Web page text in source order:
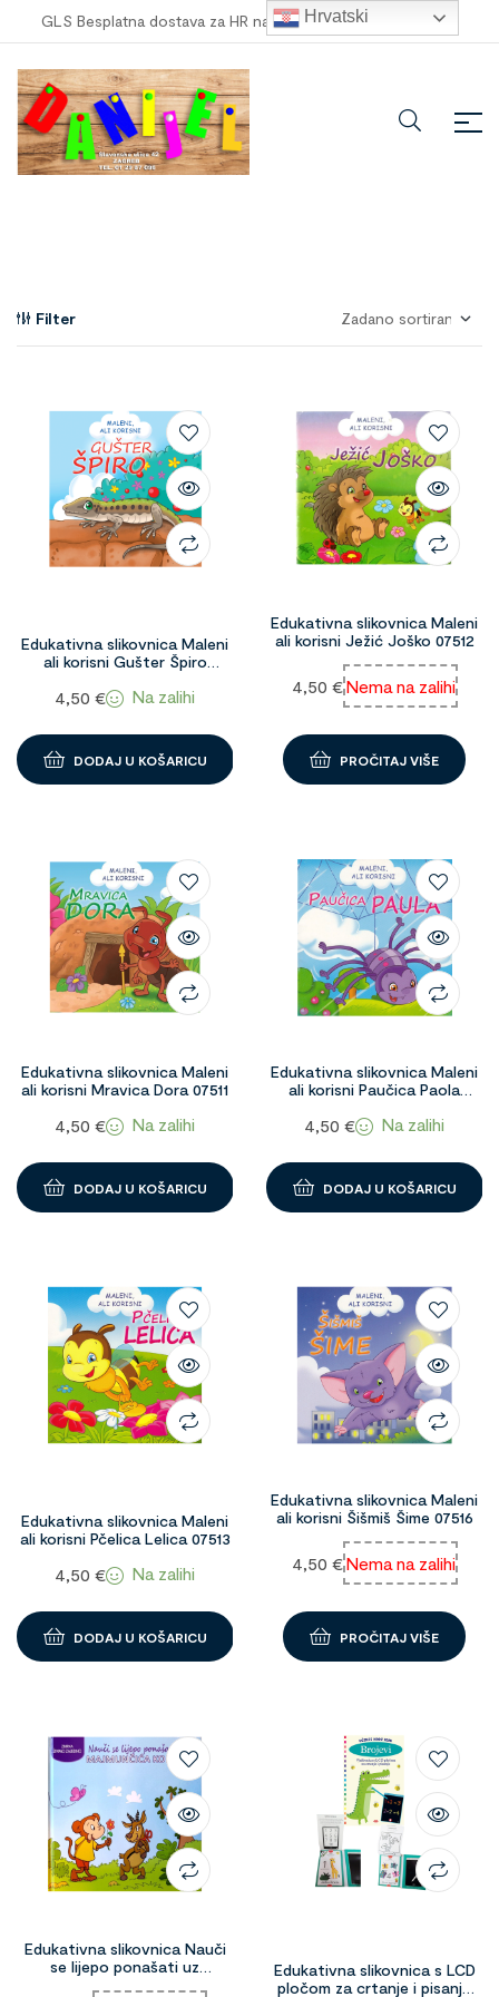
GLS Besplatna dostava za HR narudžbe veće od 100,00 €
Filter
Edukativna slikovnica Maleni
ali korisni Gušter Špiro
4,50 € Na zalihi
DODAJ U KOŠARICU
Edukativna slikovnica Maleni
ali korisni Ježić Joško 07512
4,50 €Nema na zalihi
PROČITAJ VIŠE
Edukativna slikovnica Maleni
ali korisni Mravica Dora 07511
4,50 € Na zalihi
DODAJ U KOŠARICU
Edukativna slikovnica Maleni
ali korisni Paučica Paola
4,50 € Na zalihi
DODAJ U KOŠARICU
Edukativna slikovnica Maleni
ali korisni Pčelica Lelica 07513
4,50 € Na zalihi
DODAJ U KOŠARICU
Edukativna slikovnica Maleni
ali korisni Šišmiš Šime 07516
4,50 €Nema na zalihi
PROČITAJ VIŠE
Edukativna slikovnica Nauči
se lijepo ponašati uz
Edukativna slikovnica s LCD
pločom za crtanje i pisanje
Hrvatski